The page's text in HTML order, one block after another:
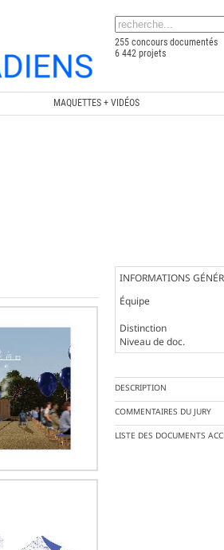
255 concours documentés
6 442 projets
MAQUETTES + VIDÉOS
INFORMATIONS
Équipe
Distinction
Niveau de doc.
DESCRIPTION
COMMENTAIRES DU JURY
LISTE DES DOCUMENTS